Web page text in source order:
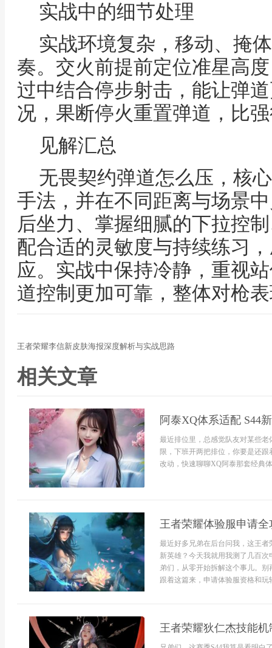
实战中的细节处理
实战环境复杂，移动、掩
奏。交火前提前定位准星高
过中结合停步射击，能让弹
况，果断停火重置弹道，比
见解汇总
无畏契约弹道怎么压，核
手法，并在不同距离与场景
后坐力、掌握细腻的下拉控
配合适的灵敏度与持续练习
应。实战中保持冷静，重视
道控制更加可靠，整体对枪
王者荣耀李信新皮肤海报深度解析与实战思路
相关文章
阿泰XQ体系适配 S44
最近排位里，总感觉队友对某些
限，下班开两把排位，你要是还
改动，快速聊聊XQ阿泰那套经典
王者荣耀体验服申请
最近好多兄弟在后台问我，这王
新英雄？今天我就用我测了几百
弟们，从零开始拆解这个事儿。
跟着这篇来，申请体验服资格和玩
王者荣耀狄仁杰技能